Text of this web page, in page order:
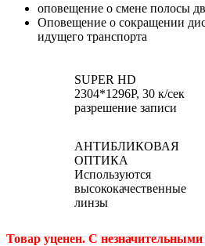
оповещение о смене полосы
Оповещение о сокращении
идущего транспорта
SUPER HD
2304*1296P, 30 к/сек
разрешение записи
АНТИБЛИКОВАЯ
ОПТИКА
Используются
высококачественные
линзы
Товар уценен. С